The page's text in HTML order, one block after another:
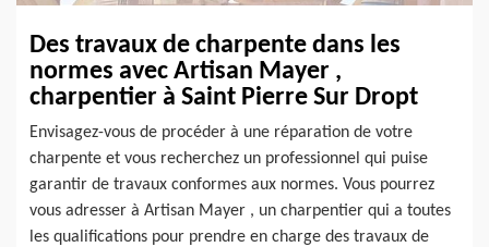
Des travaux de charpente dans les
normes avec Artisan Mayer ,
charpentier à Saint Pierre Sur Dropt
Envisagez-vous de procéder à une réparation de votre
charpente et vous recherchez un professionnel qui puise
garantir de travaux conformes aux normes. Vous pourrez
vous adresser à Artisan Mayer , un charpentier qui a toutes
les qualifications pour prendre en charge des travaux de